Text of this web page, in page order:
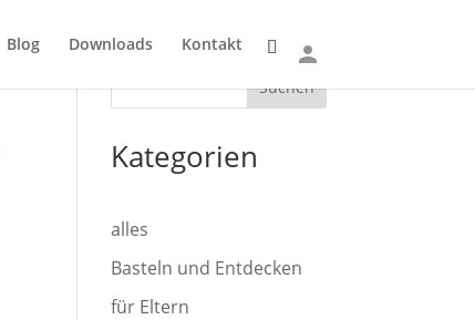
Blog Downloads Kontakt
Suchen
Kategorien
alles
Basteln und Entdecken
für Eltern